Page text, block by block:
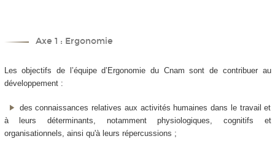
Axe 1 : Ergonomie
Les objectifs de l’équipe d’Ergonomie du Cnam sont de contribuer au
développement :
des connaissances relatives aux activités humaines dans le travail et
à leurs déterminants, notamment physiologiques, cognitifs et
organisationnels, ainsi qu'à leurs répercussions ;